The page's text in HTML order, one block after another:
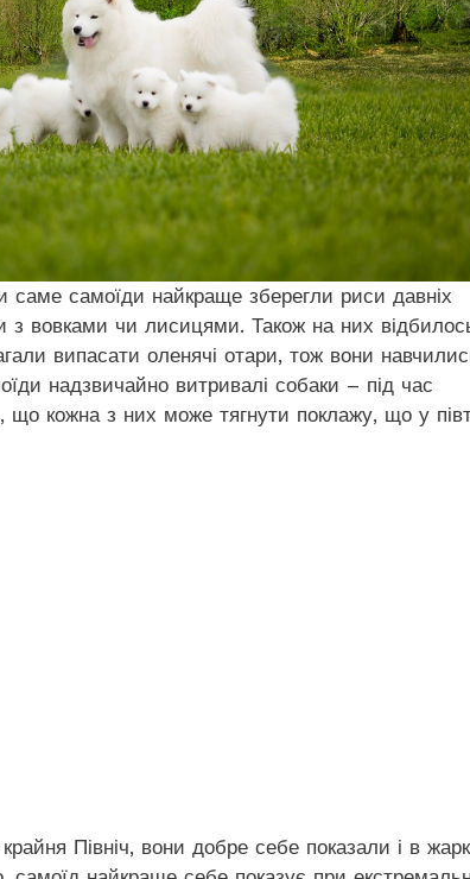
самоїди найкраще зберегли риси давніх
з вовками чи лисицями. Також на них
випасати оленячі отари, тож вони
надзвичайно витривалі собаки – під час
що кожна з них може тягнути поклажу, що у
Північ, вони добре себе показали і в